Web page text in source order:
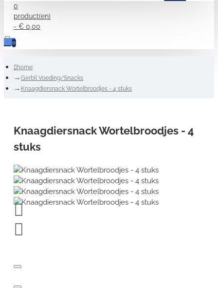
0
product(en)
- € 0,00
0
home
Gerbil Voeding/Snacks
Knaagdiersnack Wortelbroodjes - 4 stuks
Knaagdiersnack Wortelbroodjes - 4
stuks